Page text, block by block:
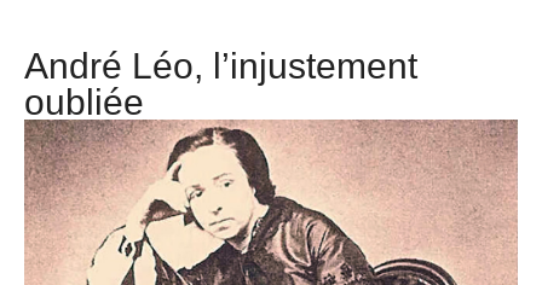
André Léo, l’injustement
oubliée